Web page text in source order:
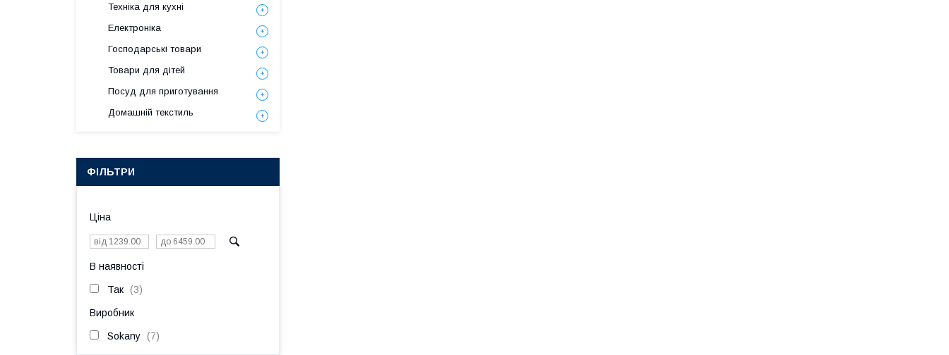
Техніка для кухні
Електроніка
Господарські товари
Товари для дітей
Посуд для приготування
Домашній текстиль
ФІЛЬТРИ
Ціна
В наявності
Так 3
Виробник
Sokany 7